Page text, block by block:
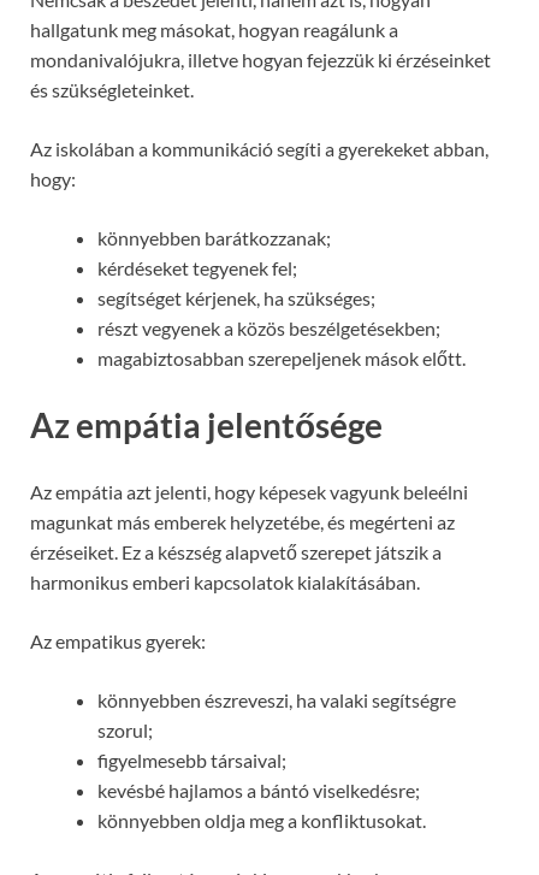
hallgatunk meg másokat, hogyan reagálunk a
mondanivalójukra, illetve hogyan fejezzük ki érzéseinket
és szükségleteinket.
Az iskolában a kommunikáció segíti a gyerekeket abban,
hogy:
könnyebben barátkozzanak;
kérdéseket tegyenek fel;
segítséget kérjenek, ha szükséges;
részt vegyenek a közös beszélgetésekben;
magabiztosabban szerepeljenek mások előtt.
Az empátia jelentősége
Az empátia azt jelenti, hogy képesek vagyunk beleélni
magunkat más emberek helyzetébe, és megérteni az
érzéseiket. Ez a készség alapvető szerepet játszik a
harmonikus emberi kapcsolatok kialakításában.
Az empatikus gyerek:
könnyebben észreveszi, ha valaki segítségre
szorul;
figyelmesebb társaival;
kevésbé hajlamos a bántó viselkedésre;
könnyebben oldja meg a konfliktusokat.